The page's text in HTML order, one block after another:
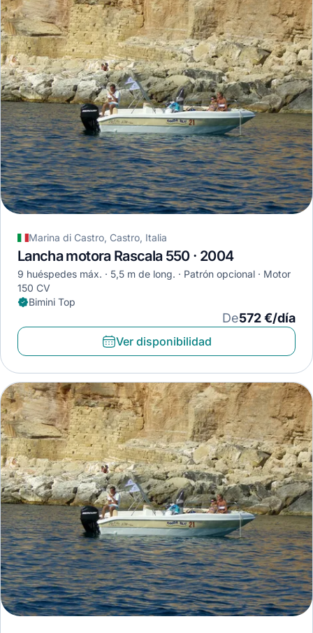
Marina di Castro, Castro, Italia
Lancha motora Rascala 550 · 2004
9 huéspedes máx. 5,5 m de long. Patrón opcional
Motor
150 CV
Bimini Top
De572 €/día
Ver disponibilidad